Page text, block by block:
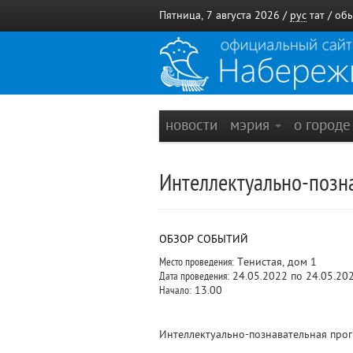
Пятница, 7 августа 2026 / рус тат /
новости мэрия о
Интеллектуально-
ОБЗОР СОБЫТИЙ
Место проведения: Тенистая, дом 1
Дата проведения: 24.05.2022 по
Начало: 13.00
Интеллектуально-познавательная